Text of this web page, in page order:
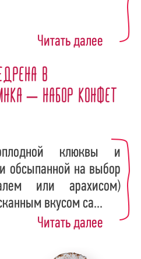
Читать далее
в
– набор конфет
клюквы и
обсыпанной на выбор
или арахисом)
вкусом са...
Читать далее